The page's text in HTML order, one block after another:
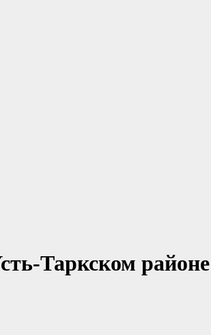
Таркском районе